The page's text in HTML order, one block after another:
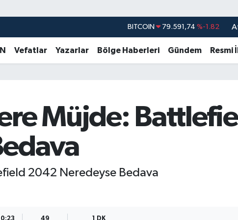
DOLAR 45,43620 %0.02
STERLİN 61,60380 %0.18
BITCOIN 79.591,74 %-1.82
Vefatlar Yazarlar Bölge Haberleri Gündem Resmi
Müjde:
2042 Neredeyse Bedava
49 1 DK